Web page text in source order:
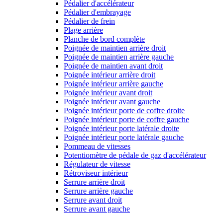
Pédalier d'accélérateur
Pédalier d'embrayage
Pédalier de frein
Plage arrière
Planche de bord complète
Poignée de maintien arrière droit
Poignée de maintien arrière gauche
Poignée de maintien avant droit
Poignée intérieur arrière droit
Poignée intérieur arrière gauche
Poignée intérieur avant droit
Poignée intérieur avant gauche
Poignée intérieur porte de coffre droite
Poignée intérieur porte de coffre gauche
Poignée intérieur porte latérale droite
Poignée intérieur porte latérale gauche
Pommeau de vitesses
Potentiomètre de pédale de gaz d'accélérateur
Régulateur de vitesse
Rétroviseur intérieur
Serrure arrière droit
Serrure arrière gauche
Serrure avant droit
Serrure avant gauche